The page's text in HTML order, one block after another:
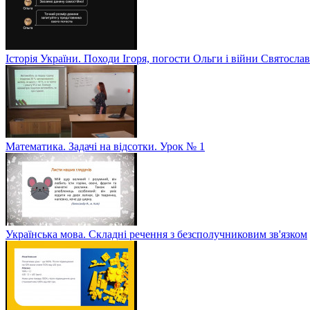
Історія України. Походи Ігоря, погости Ольги і війни
Математика. Задачі на відсотки. Урок № 1
Українська мова. Складні речення з безсполучниковим зв'язком